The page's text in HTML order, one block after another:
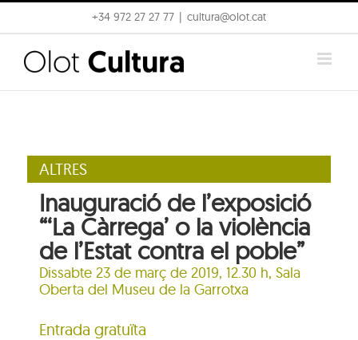
to
content
+34 972 27 27 77 cultura@olot.cat
ALTRES
Inauguració de l’exposició
“‘La Càrrega’ o la violència
de l’Estat contra el poble”
Dissabte 23 de març de 2019, 12.30 h,Sala
Oberta del Museu de la Garrotxa
Entrada gratuïta